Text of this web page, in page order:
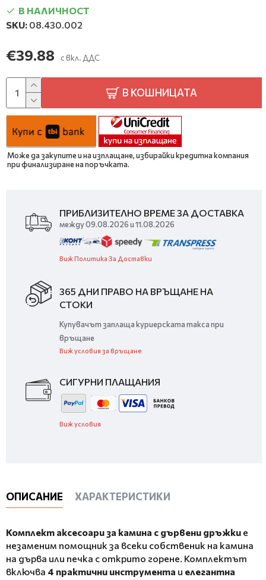
В НАЛИЧНОСТ
SKU: 08.430.002
€39.88 с вкл. ДДС
В КОШНИЦАТА
Може да закупите и на изплащане, избирайки кредитна компания
при финализиране на поръчката.
ПРИБЛИЗИТЕЛНО ВРЕМЕ ЗА ДОСТАВКА
между 09.08.2026 и 11.08.2026
Виж Политика За Доставки
365 ДНИ ПРАВО НА ВРЪЩАНЕ НА
СТОКИ
Купувачът заплаща куриерската такса при
връщане
Виж условия за връщане
СИГУРНИ ПЛАЩАНИЯ
Виж условия
ОПИСАНИЕ ХАРАКТЕРИСТИКИ
Комплект аксесоари за камина с дървени дръжки е
незаменим помощник за всеки собственик на камина
на дърва или печка с открито горене. Комплектът
включва 4 практични инструмента и елегантна